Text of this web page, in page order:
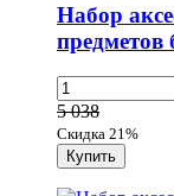
Набор
предметов
5 038
Скидка 21%